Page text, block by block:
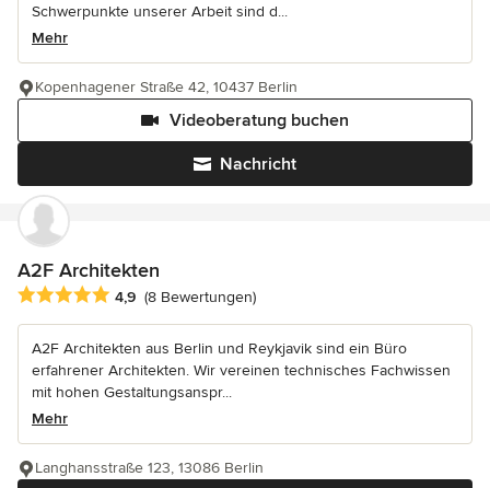
Schwerpunkte unserer Arbeit sind d...
Mehr
Nachricht
Videoberatung buchen
Kopenhagener Straße 42, 10437 Berlin
A2F Architekten
Durchschnittliche Bewertung: 4.9 von 5 Sternen
4,9 (8 Bewertungen)
A2F Architekten aus Berlin und Reykjavik sind ein Büro
erfahrener Architekten. Wir vereinen technisches Fachwissen
mit hohen Gestaltungsanspr...
Mehr
Langhansstraße 123, 13086 Berlin